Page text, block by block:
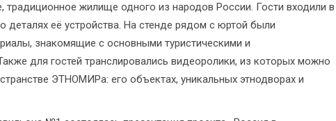
жилище одного из народов России. Гости входили в
деталях её устройства. На стенде рядом с юртой были
знакомящие с основными туристическими и
для гостей транслировались видеоролики, из которых можно
ЭТНОМИРа: его объектах, уникальных этнодворах и